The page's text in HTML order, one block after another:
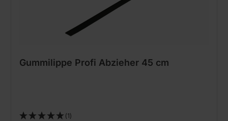
Gummilippe Profi Abzieher 45 cm
(1)